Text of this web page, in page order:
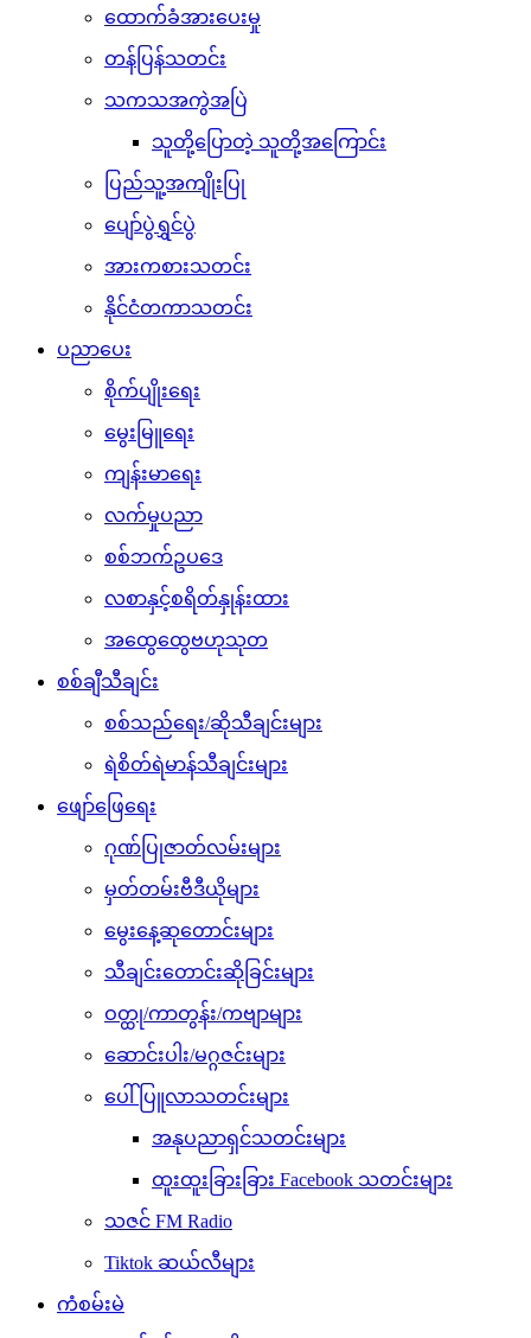
ထောက်ခံအားပေးမှု
တန်ပြန်သတင်း
သကသအကွဲအပြဲ
သူတို့ပြောတဲ့ သူတို့အကြောင်း
ပြည်သူ့အကျိုးပြု
ပျော်ပွဲရွှင်ပွဲ
အားကစားသတင်း
နိုင်ငံတကာသတင်း
ပညာပေး
စိုက်ပျိုးရေး
မွေးမြူရေး
ကျန်းမာရေး
လက်မှုပညာ
စစ်ဘက်ဥပဒေ
လစာနှင့်စရိတ်နှုန်းထား
အထွေထွေဗဟုသုတ
စစ်ချီသီချင်း
စစ်သည်ရေး/ဆိုသီချင်းများ
ရဲစိတ်ရဲမာန်သီချင်းများ
ဖျော်ဖြေရေး
ဂုဏ်ပြုဇာတ်လမ်းများ
မှတ်တမ်းဗီဒီယိုများ
မွေးနေ့ဆုတောင်းများ
သီချင်းတောင်းဆိုခြင်းများ
ဝတ္ထု/ကာတွန်း/ကဗျာများ
ဆောင်းပါး/မဂ္ဂဇင်းများ
ပေါ်ပြူလာသတင်းများ
အနုပညာရှင်သတင်းများ
ထူးထူးခြားခြား Facebook သတင်းများ
သဇင် FM Radio
Tiktok ဆယ်လီများ
ကံစမ်းမဲ